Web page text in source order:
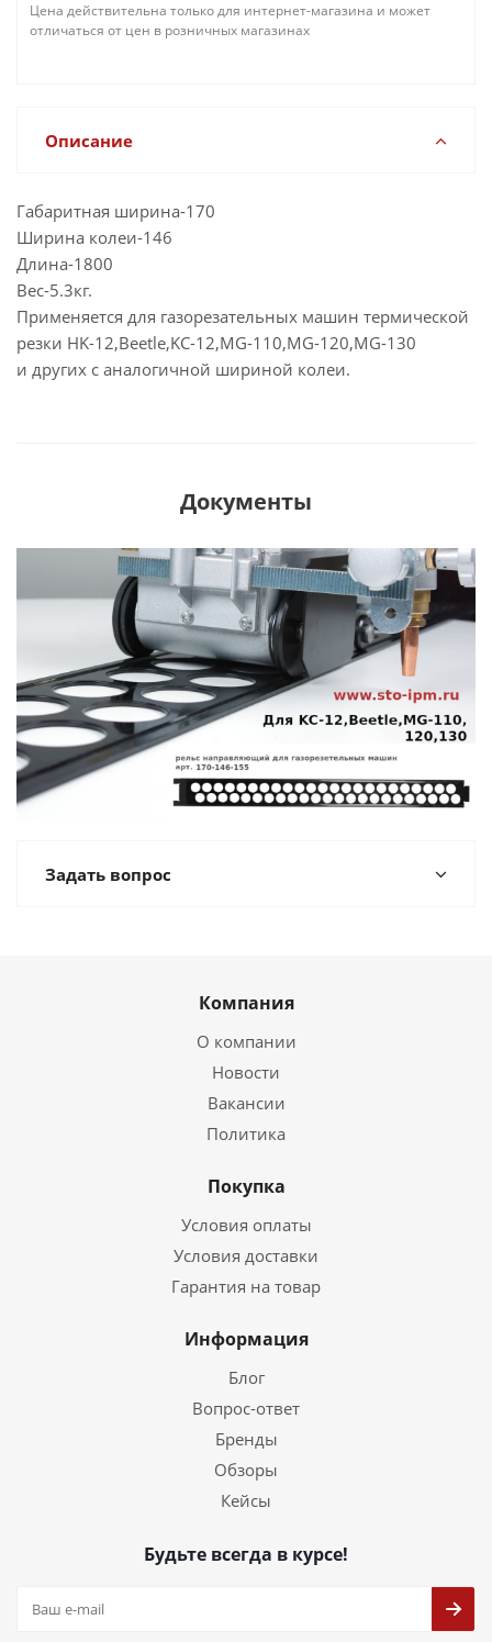
Цена действительна только для интернет-магазина и может
отличаться от цен в розничных магазинах
Описание
Габаритная ширина-170
Ширина колеи-146
Длина-1800
Вес-5.3кг.
Применяется для газорезательных машин термической
резки HK-12,Beetle,KC-12,MG-110,MG-120,MG-130
и других с аналогичной шириной колеи.
Документы
Задать вопрос
Компания
О компании
Новости
Вакансии
Политика
Покупка
Условия оплаты
Условия доставки
Гарантия на товар
Информация
Блог
Вопрос-ответ
Бренды
Обзоры
Кейсы
Будьте всегда в курсе!